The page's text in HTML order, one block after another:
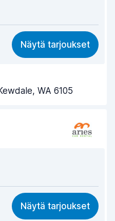
9,0
9,1
9,4
Näytä tarjoukset
WA 6105
9,0
9,2
Näytä tarjoukset